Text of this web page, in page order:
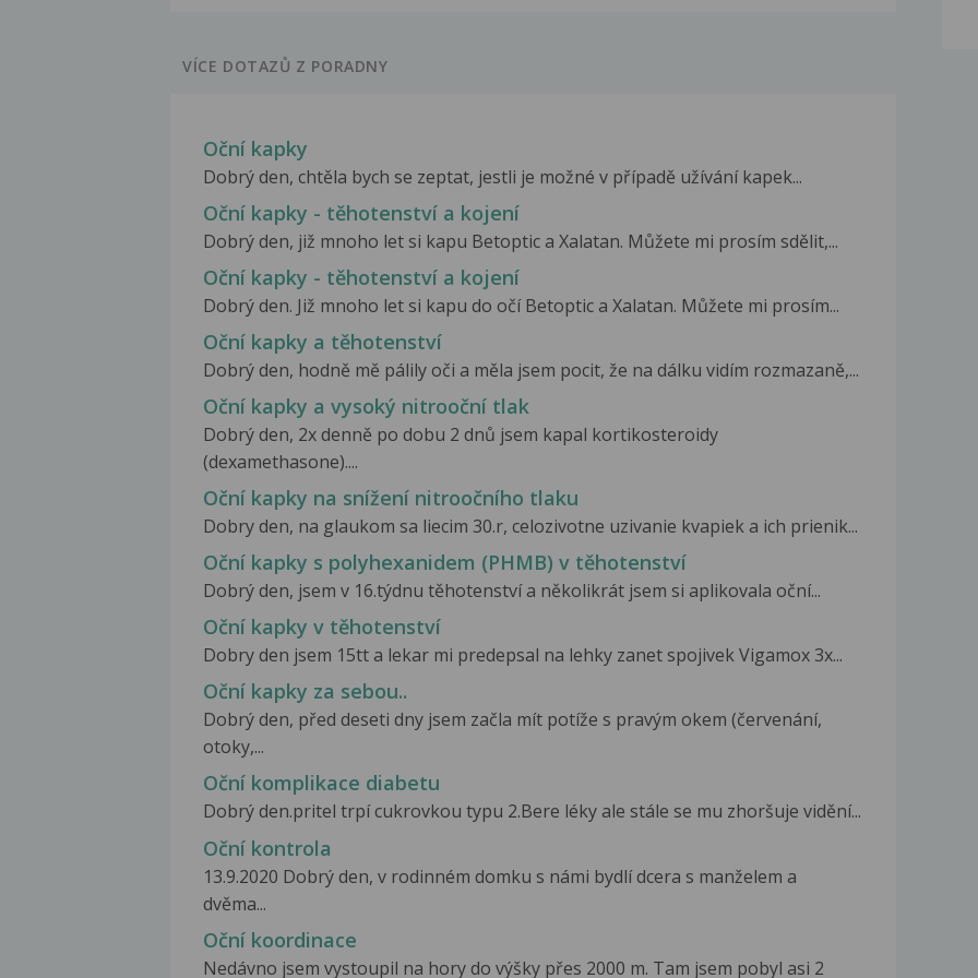
VÍCE DOTAZŮ Z PORADNY
Oční kapky
Dobrý den, chtěla bych se zeptat, jestli je možné v případě užívání kapek...
Oční kapky - těhotenství a kojení
Dobrý den, již mnoho let si kapu Betoptic a Xalatan. Můžete mi prosím sdělit,...
Oční kapky - těhotenství a kojení
Dobrý den. Již mnoho let si kapu do očí Betoptic a Xalatan. Můžete mi prosím...
Oční kapky a těhotenství
Dobrý den, hodně mě pálily oči a měla jsem pocit, že na dálku vidím rozmazaně,...
Oční kapky a vysoký nitrooční tlak
Dobrý den, 2x denně po dobu 2 dnů jsem kapal kortikosteroidy
(dexamethasone)....
Oční kapky na snížení nitroočního tlaku
Dobry den, na glaukom sa liecim 30.r, celozivotne uzivanie kvapiek a ich prienik...
Oční kapky s polyhexanidem (PHMB) v těhotenství
Dobrý den, jsem v 16.týdnu těhotenství a několikrát jsem si aplikovala oční...
Oční kapky v těhotenství
Dobry den jsem 15tt a lekar mi predepsal na lehky zanet spojivek Vigamox 3x...
Oční kapky za sebou..
Dobrý den, před deseti dny jsem začla mít potíže s pravým okem (červenání,
otoky,...
Oční komplikace diabetu
Dobrý den.pritel trpí cukrovkou typu 2.Bere léky ale stále se mu zhoršuje vidění...
Oční kontrola
13.9.2020 Dobrý den, v rodinném domku s námi bydlí dcera s manželem a
dvěma...
Oční koordinace
Nedávno jsem vystoupil na hory do výšky přes 2000 m. Tam jsem pobyl asi 2